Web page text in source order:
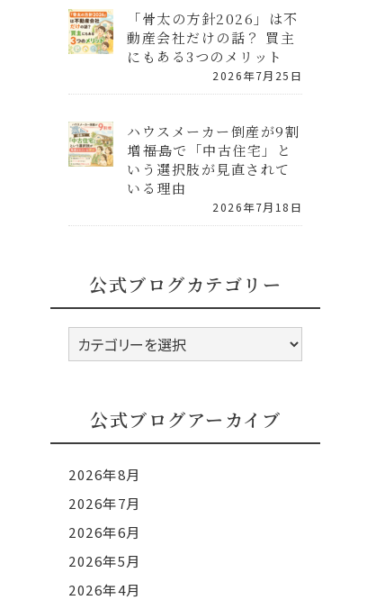
「骨太の方針2026」は不
動産会社だけの話？ 買主
にもある3つのメリット
2026年7月25日
ハウスメーカー倒産が9割
増――福島で「中古住宅」と
いう選択肢が見直されて
いる理由
2026年7月18日
公式ブログカテゴリー
公
式
テ
ゴ
リ
ー
公式ブログアーカイブ
2026年8月
2026年7月
2026年6月
2026年5月
2026年4月